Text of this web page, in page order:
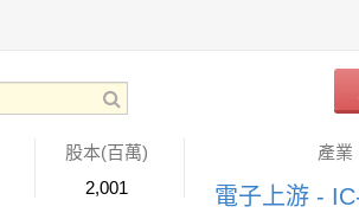
股本(百萬)
2,001
產業
電子上游 -